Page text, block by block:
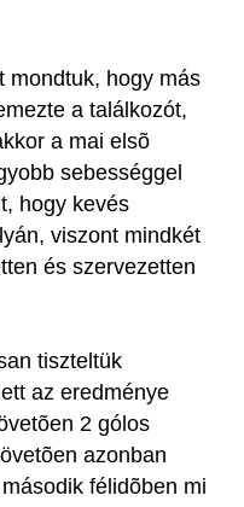
mondtuk, hogy más
a találkozót,
a mai elsõ
sebességgel
hogy kevés
viszont mindkét
és szervezetten
tiszteltük
az eredménye
2 gólos
azonban
félidõben mi